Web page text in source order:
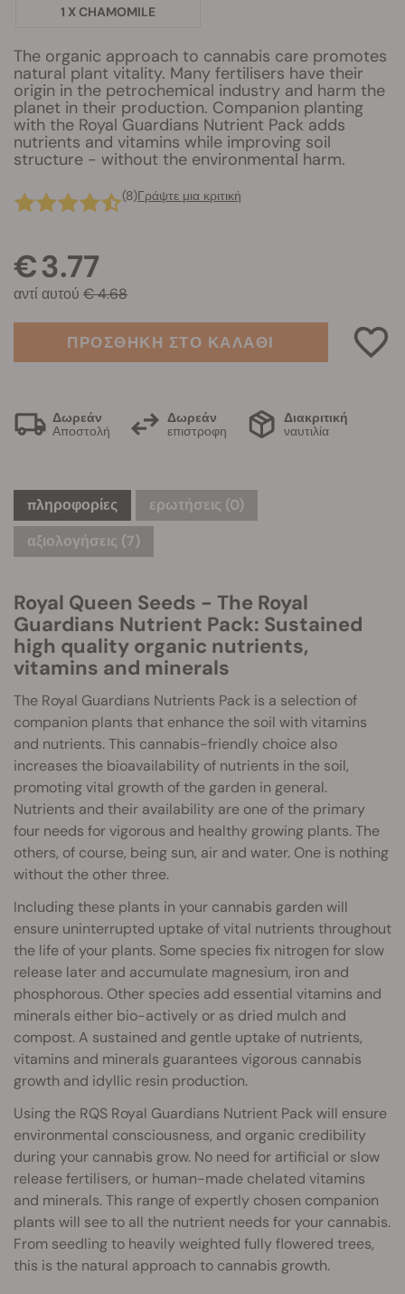
1 X CHAMOMILE
The organic approach to cannabis care promotes
natural plant vitality. Many fertilisers have their
origin in the petrochemical industry and harm the
planet in their production. Companion planting
with the Royal Guardians Nutrient Pack adds
nutrients and vitamins while improving soil
structure - without the environmental harm.
(8)Γράψτε μια κριτική
€ 3.77
αντί αυτού € 4.68
ΠΡΟΣΘΗΚΗ ΣΤΟ ΚΑΛΑΘΙ
Δωρεάν
Αποστολή
Δωρεάν
επιστροφη
Διακριτική
ναυτιλία
πληροφορίες ερωτήσεις (0)
αξιολογήσεις (7)
Royal Queen Seeds - The Royal
Guardians Nutrient Pack: Sustained
high quality organic nutrients,
vitamins and minerals
The Royal Guardians Nutrients Pack is a selection of
companion plants that enhance the soil with vitamins
and nutrients. This cannabis-friendly choice also
increases the bioavailability of nutrients in the soil,
promoting vital growth of the garden in general.
Nutrients and their availability are one of the primary
four needs for vigorous and healthy growing plants. The
others, of course, being sun, air and water. One is nothing
without the other three.
Including these plants in your cannabis garden will
ensure uninterrupted uptake of vital nutrients throughout
the life of your plants. Some species fix nitrogen for slow
release later and accumulate magnesium, iron and
phosphorous. Other species add essential vitamins and
minerals either bio-actively or as dried mulch and
compost. A sustained and gentle uptake of nutrients,
vitamins and minerals guarantees vigorous cannabis
growth and idyllic resin production.
Using the RQS Royal Guardians Nutrient Pack will ensure
environmental consciousness, and organic credibility
during your cannabis grow. No need for artificial or slow
release fertilisers, or human-made chelated vitamins
and minerals. This range of expertly chosen companion
plants will see to all the nutrient needs for your cannabis.
From seedling to heavily weighted fully flowered trees,
this is the natural approach to cannabis growth.